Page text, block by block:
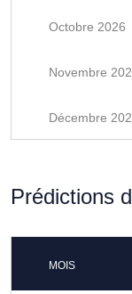
Octobre 2026
Novembre
Décembre
Prédictions
MOIS